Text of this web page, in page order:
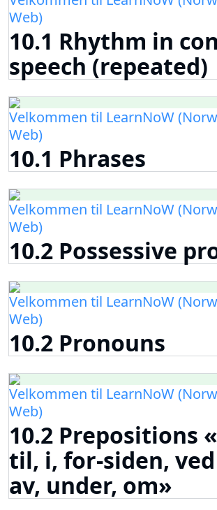
Web)
10.1 Rhythm in
speech (repeated)
Velkommen til LearnNoW
Web)
10.1 Phrases
Velkommen til LearnNoW
Web)
10.2 Possessive
Velkommen til LearnNoW
Web)
10.2 Pronouns
Velkommen til LearnNoW
Web)
10.2 Prepositions
til, i, for-siden,
av, under, om»